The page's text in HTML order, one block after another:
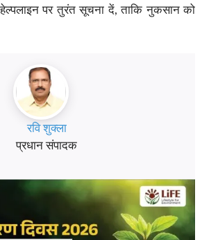
पर तुरंत सूचना दें, ताकि नुकसान को
रवि शुक्ला
प्रधान संपादक